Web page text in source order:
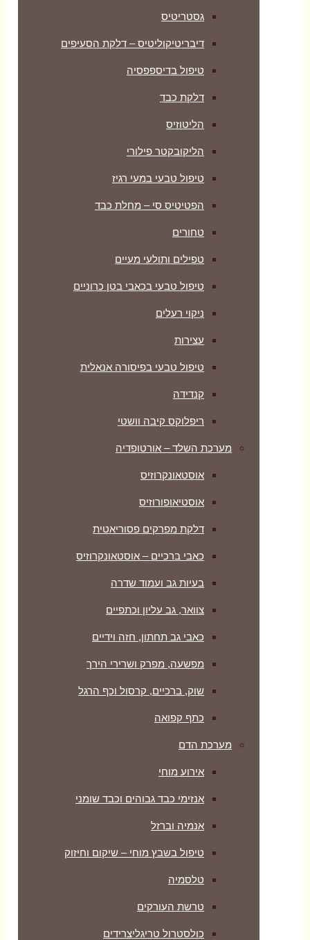
גסטריטיס
דיבריטיקוליטיס – דלקת הסעיפים
טיפול בדיספפסיה
דלקת כבד
הליטוזיס
הליקובקטר פילורי
טיפול טבעי במעי רגיז
הפטיטיס סי – מחלת כבד
טחורים
טפילים ותולעי מעיים
טיפול טבעי בכאבי בטן כרוניים
ניקוי רעלים
עצירות
טיפול טבעי בפיסורה אנאלית
קנדידה
ריפלוקס קיבה וושטי
מערכת השלד – אורטופדיה
אוסטאונקרוזיס
אוסטיאופורוזיס
דלקת מפרקים פסוריאטית
כאבי ברכיים – אוסטאונקרוזיס
בעיות גב ועמוד שדרה
צוואר, גב עליון וכתפיים
כאבי גב תחתון, חזה וידיים
מפשעה, מפרק ושרירי הירך
שוק, ברכיים, קרסול וכף הרגל
כתף קפואה
מערכת הדם
אירוע מוחי
אנזימי כבד גבוהים וכבד שומני
אנמיה וברזל
טיפול בשבץ מוחי – שיקום וחיזוק
טלסמיה
טרשת העורקים
כולסטרול טריגליצרידים